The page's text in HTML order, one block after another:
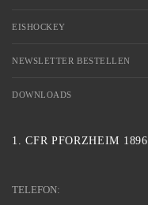
EISHOCKEY
NEWSLETTER BESTELLEN
DOWNLOADS
1. CFR PFORZHEIM 1896
TELEFON: